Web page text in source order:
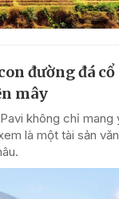
đường đá cổ
mây
không chỉ mang
là một tài sản